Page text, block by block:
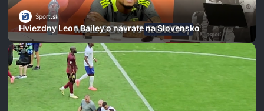
Šport.sk
Hviezdny Leon Bailey o návrate na Slovensko